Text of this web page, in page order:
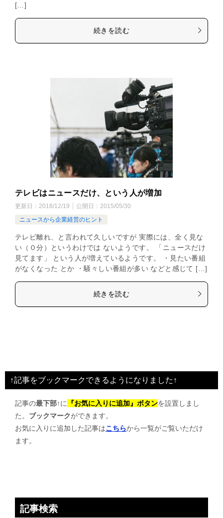
[…]
続きを読む
テレビはニュースだけ、という人が増加
更新日： 2018/12/19 公開日： 2015/05/30
ニュースから企業経営のヒント
テレビ離れ、と言われて久しいですが 実際には、全く見な
い（０分）というわけでは ないようです。 「ニュースだけ
見てます」 という人が増えているようです。 ・見たい番組
がなくなった とか ・騒々しい番組が多い などと感じて […]
続きを読む
↑記事をブックマークできるようになりました↑
記事の最下部↑に 『お気に入りに追加』ボタンを設置しまし
た。 ブックマークができます。
お気に入りに追加した記事はこちらから一覧がご覧いただけ
ます。
記事検索